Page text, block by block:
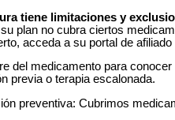
tiene limitaciones y
plan no cubra ciertos
acceda a su portal de
del medicamento para
previa o terapia escalonada.
preventiva: Cubrimos